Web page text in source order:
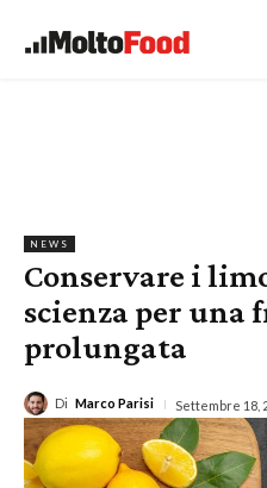
NEWS
Conservare i
scienza per una
prolungata
Di Marco Parisi Settembre 18,